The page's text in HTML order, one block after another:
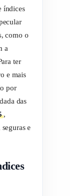
índices
como o
a
ter
e mais
por
das
,
e